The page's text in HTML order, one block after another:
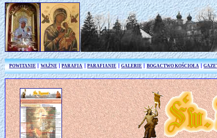
POWITANIE WAŻNE PARAFIA PARAFIANIE GALERIE BOGACTWO KOŚCIOŁA